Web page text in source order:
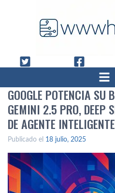
GOOGLE POTENCIA SU
GEMINI 2.5 PRO, DEEP
DE AGENTE INTELIGENTE
Publicado el 18 julio, 2025